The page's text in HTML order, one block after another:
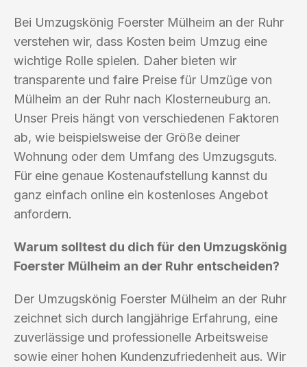
Bei Umzugskönig Foerster Mülheim an der Ruhr
verstehen wir, dass Kosten beim Umzug eine
wichtige Rolle spielen. Daher bieten wir
transparente und faire Preise für Umzüge von
Mülheim an der Ruhr nach Klosterneuburg an.
Unser Preis hängt von verschiedenen Faktoren
ab, wie beispielsweise der Größe deiner
Wohnung oder dem Umfang des Umzugsguts.
Für eine genaue Kostenaufstellung kannst du
ganz einfach online ein kostenloses Angebot
anfordern.
Warum solltest du dich für den Umzugskönig
Foerster Mülheim an der Ruhr entscheiden?
Der Umzugskönig Foerster Mülheim an der Ruhr
zeichnet sich durch langjährige Erfahrung, eine
zuverlässige und professionelle Arbeitsweise
sowie einer hohen Kundenzufriedenheit aus. Wir